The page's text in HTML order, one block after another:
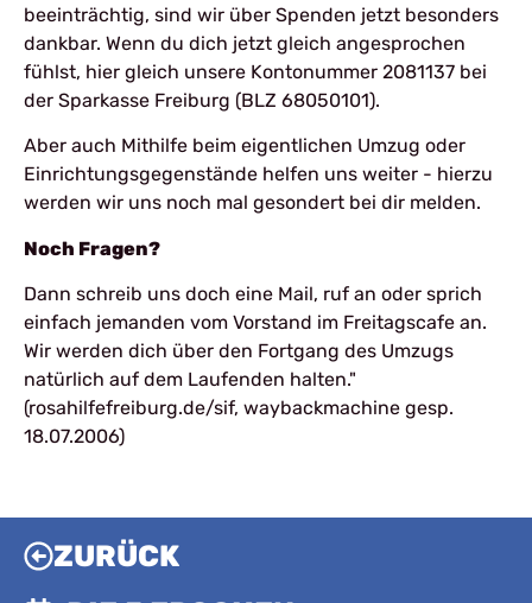
beeinträchtig, sind wir über Spenden jetzt besonders
dankbar. Wenn du dich jetzt gleich angesprochen
fühlst, hier gleich unsere Kontonummer 2081137 bei
der Sparkasse Freiburg (BLZ 68050101).
Aber auch Mithilfe beim eigentlichen Umzug oder
Einrichtungsgegenstände helfen uns weiter - hierzu
werden wir uns noch mal gesondert bei dir melden.
Noch Fragen?
Dann schreib uns doch eine Mail, ruf an oder sprich
einfach jemanden vom Vorstand im Freitagscafe an.
Wir werden dich über den Fortgang des Umzugs
natürlich auf dem Laufenden halten."
(rosahilfefreiburg.de/sif, waybackmachine gesp.
18.07.2006)
ZURÜCK